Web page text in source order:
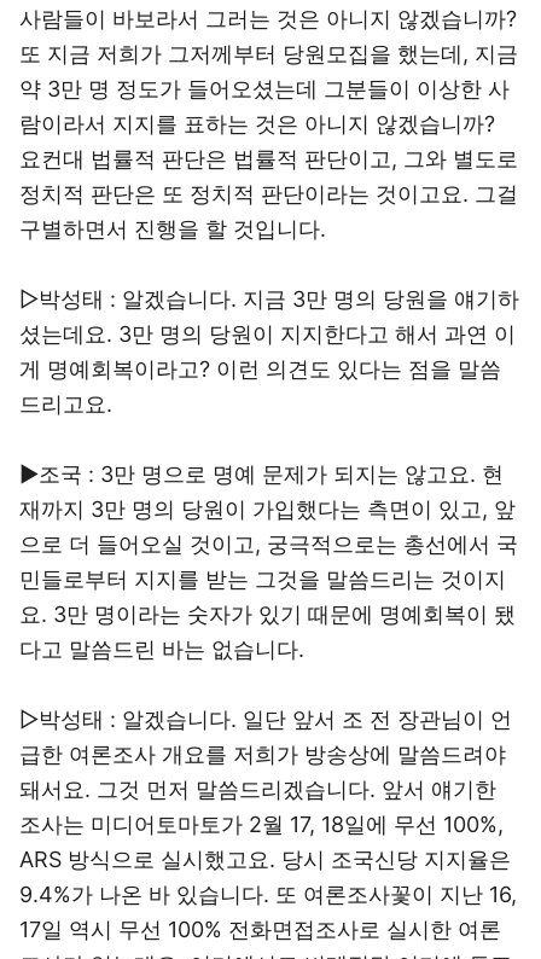
사람들이 바보라서 그러는 것은 아니지 않겠습니까?
또 지금 저희가 그저께부터 당원모집을 했는데, 지금
약 3만 명 정도가 들어오셨는데 그분들이 이상한 사
람이라서 지지를 표하는 것은 아니지 않겠습니까?
요컨대 법률적 판단은 법률적 판단이고, 그와 별도로
정치적 판단은 또 정치적 판단이라는 것이고요. 그걸
구별하면서 진행을 할 것입니다.
▷박성태 : 알겠습니다. 지금 3만 명의 당원을 얘기하
셨는데요. 3만 명의 당원이 지지한다고 해서 과연 이
게 명예회복이라고? 이런 의견도 있다는 점을 말씀
드리고요.
▶조국 : 3만 명으로 명예 문제가 되지는 않고요. 현
재까지 3만 명의 당원이 가입했다는 측면이 있고, 앞
으로 더 들어오실 것이고, 궁극적으로는 총선에서 국
민들로부터 지지를 받는 그것을 말씀드리는 것이지
요. 3만 명이라는 숫자가 있기 때문에 명예회복이 됐
다고 말씀드린 바는 없습니다.
▷박성태 : 알겠습니다. 일단 앞서 조 전 장관님이 언
급한 여론조사 개요를 저희가 방송상에 말씀드려야
돼서요. 그것 먼저 말씀드리겠습니다. 앞서 얘기한
조사는 미디어토마토가 2월 17, 18일에 무선 100%,
ARS 방식으로 실시했고요. 당시 조국신당 지지율은
9.4%가 나온 바 있습니다. 또 여론조사꽃이 지난 16,
17일 역시 무선 100% 전화면접조사로 실시한 여론